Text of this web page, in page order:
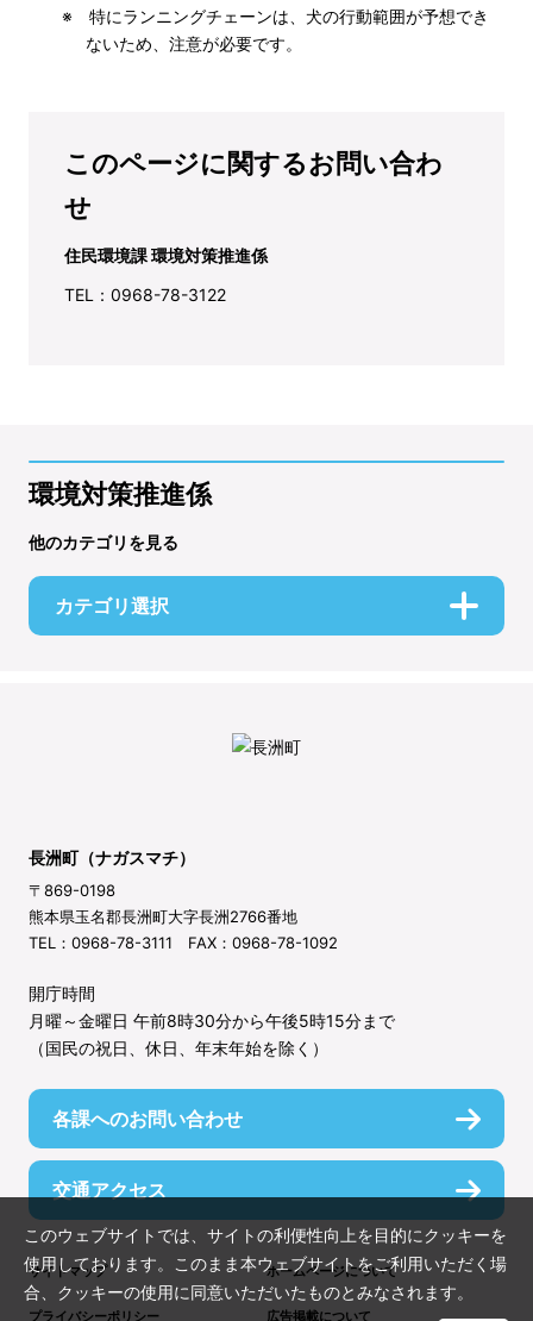
※ 特にランニングチェーンは、犬の行動範囲が予想でき
ないため、注意が必要です。
このページに関するお問い合わ
せ
住民環境課 環境対策推進係
TEL：0968-78-3122
環境対策推進係
他のカテゴリを見る
カテゴリ選択
長洲町（ナガスマチ）
〒869-0198
熊本県玉名郡長洲町大字長洲2766番地
TEL：0968-78-3111 FAX：0968-78-1092
開庁時間
月曜～金曜日 午前8時30分から午後5時15分まで
（国民の祝日、休日、年末年始を除く）
各課へのお問い合わせ
交通アクセス
サイトマップ ホームページについて
プライバシーポリシー 広告掲載について
このウェブサイトでは、サイトの利便性向上を目的にクッキーを
使用しております。このまま本ウェブサイトをご利用いただく場
合、クッキーの使用に同意いただいたものとみなされます。